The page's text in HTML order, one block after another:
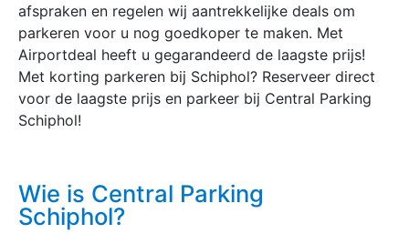
afspraken en regelen wij aantrekkelijke deals om
parkeren voor u nog goedkoper te maken. Met
Airportdeal heeft u gegarandeerd de laagste prijs!
Met korting parkeren bij Schiphol? Reserveer direct
voor de laagste prijs en parkeer bij Central Parking
Schiphol!
Wie is Central Parking
Schiphol?